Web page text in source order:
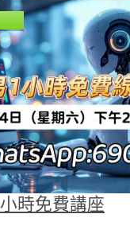
即是人話就可以叫它生
「卡片」的方式一樣顯
。 AI生成的策略向
起來像程式，但其實不
Engineering的方法
確度提高，但若懂富途
行檢查AI生成的各種錯
成學懂富途的python語
提及更有效向AI下指令
時免費講座